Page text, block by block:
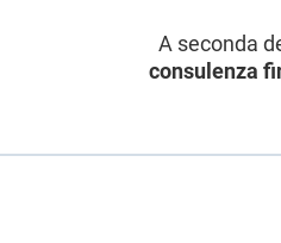
A seconda
consulenza